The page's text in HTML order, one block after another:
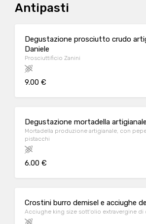
Antipasti
Degustazione prosciutto crudo
Daniele
Prosciuttificio Zanini
9.00 €
Degustazione mortadella artigianale
Mortadella produzione artigianale, con
pistacchi
6.00 €
Crostini burro demisel e acciughe
Acciughe king size sott'olio extravergine di